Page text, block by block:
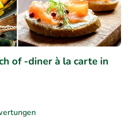
of -diner à la carte in